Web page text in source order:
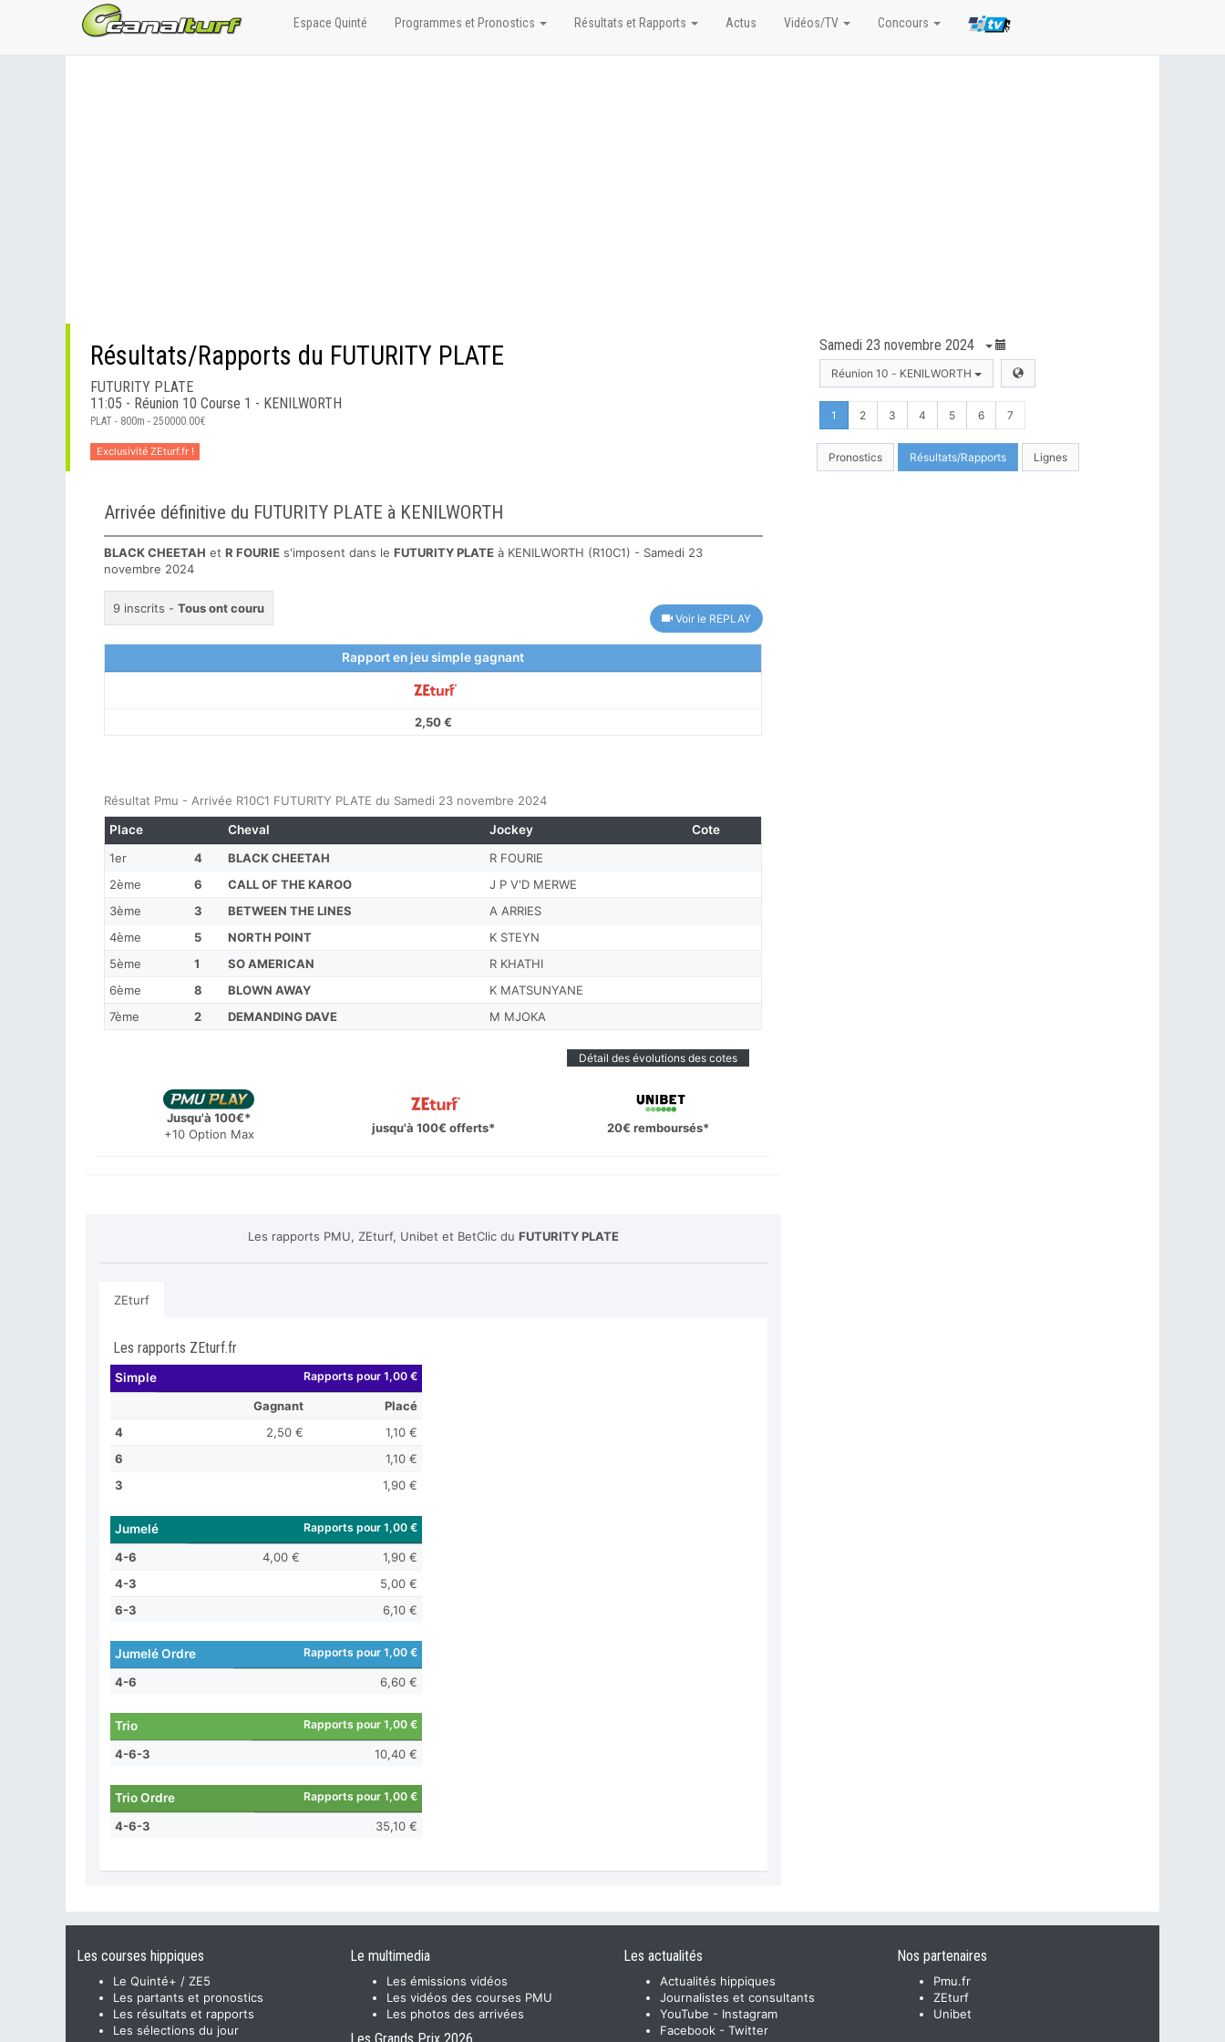
Résultats/Rapports du FUTURITY PLATE
FUTURITY PLATE
11:05 - Réunion 10 Course 1 - KENILWORTH
PLAT - 800m - 250000.00€
Exclusivité ZEturf.fr !
Samedi 23 novembre 2024
Réunion 10 - KENILWORTH
1 2 3 4 5 6 7
Pronostics Résultats/Rapports Lignes
Arrivée définitive du FUTURITY PLATE à KENILWORTH
BLACK CHEETAH et R FOURIE s'imposent dans le FUTURITY PLATE à KENILWORTH (R10C1) - Samedi 23
novembre 2024
9 inscrits - Tous ont couru
Voir le REPLAY
Rapport en jeu simple gagnant
2,50 €
Résultat Pmu - Arrivée R10C1 FUTURITY PLATE du Samedi 23 novembre 2024
1er 4 BLACK CHEETAH
R FOURIE
2ème
6 CALL OF THE KAROO
J P V'D MERWE
3ème
3 BETWEEN THE LINES
A ARRIES
4ème
5 NORTH POINT
K STEYN
5ème
1 SO AMERICAN
R KHATHI
6ème
8 BLOWN AWAY
K MATSUNYANE
7ème
2 DEMANDING DAVE M MJOKA
Place Cheval Jockey Cote
Détail des évolutions des cotes
Jusqu'à 100€*
+10 Option Max
jusqu'à 100€ offerts* 20€ remboursés*
Les rapports PMU, ZEturf, Unibet et BetClic du FUTURITY PLATE
ZEturf
Les rapports ZEturf.fr
Simple Rapports pour 1,00 €
Gagnant
Placé
4
2,50 €
1,10 €
6
1,10 €
3
1,90 €
Jumelé Rapports pour 1,00 €
4-6 4,00 €
1,90 €
4-3
5,00 €
6-3
6,10 €
Jumelé Ordre Rapports pour 1,00 €
4-6 6,60 €
Trio Rapports pour 1,00 €
4-6-3 10,40 €
Trio Ordre Rapports pour 1,00 €
4-6-3 35,10 €
Espace Quinté Programmes et Pronostics Résultats et Rapports Actus Vidéos/TV Concours
Les courses hippiques
Le Quinté+ / ZE5
Les partants et pronostics
Les résultats et rapports
Les sélections du jour
Le multimedia
Les émissions vidéos
Les vidéos des courses PMU
Les photos des arrivées
Les actualités
Actualités hippiques
Journalistes et consultants
YouTube - Instagram
Facebook - Twitter
Nos partenaires
Pmu.fr
ZEturf
Unibet